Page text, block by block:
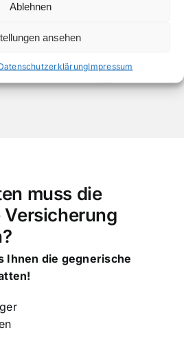
Ablehnen
ansehen
Impressum
muss die
Ihnen die gegnerische